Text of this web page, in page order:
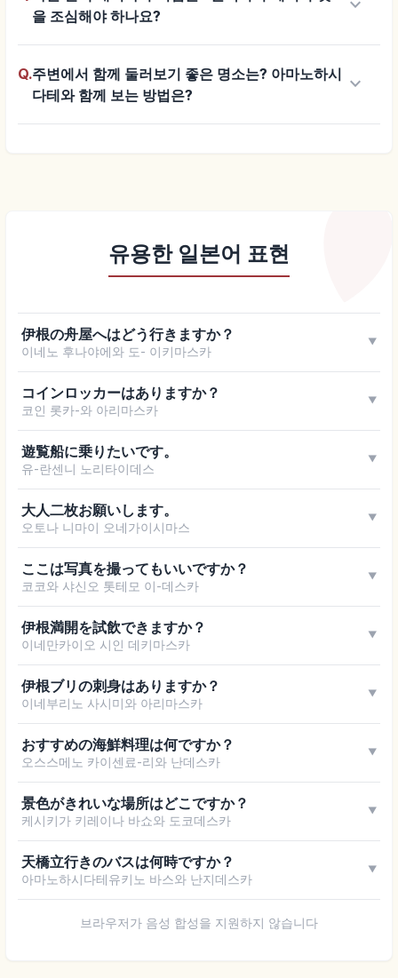
을 조심해야 하나요?
keyboard_arrow_down
Q.주변에서 함께 둘러보기 좋은 명소는? 아마노하시
다테와 함께 보는 방법은?
keyboard_arrow_down
유용한 일본어 표현
伊根の舟屋へはどう行きますか？
이네노 후나야에와 도- 이키마스카
▼
コインロッカーはありますか？
코인 롯카-와 아리마스카
▼
遊覧船に乗りたいです。
유-란센니 노리타이데스
▼
大人二枚お願いします。
오토나 니마이 오네가이시마스
▼
ここは写真を撮ってもいいですか？
코코와 샤신오 톳테모 이-데스카
▼
伊根満開を試飲できますか？
이네만카이오 시인 데키마스카
▼
伊根ブリの刺身はありますか？
이네부리노 사시미와 아리마스카
▼
おすすめの海鮮料理は何ですか？
오스스메노 카이센료-리와 난데스카
▼
景色がきれいな場所はどこですか？
케시키가 키레이나 바쇼와 도코데스카
▼
天橋立行きのバスは何時ですか？
아마노하시다테유키노 바스와 난지데스카
▼
브라우저가 음성 합성을 지원하지 않습니다